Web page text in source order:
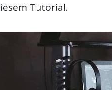
Tutorial.